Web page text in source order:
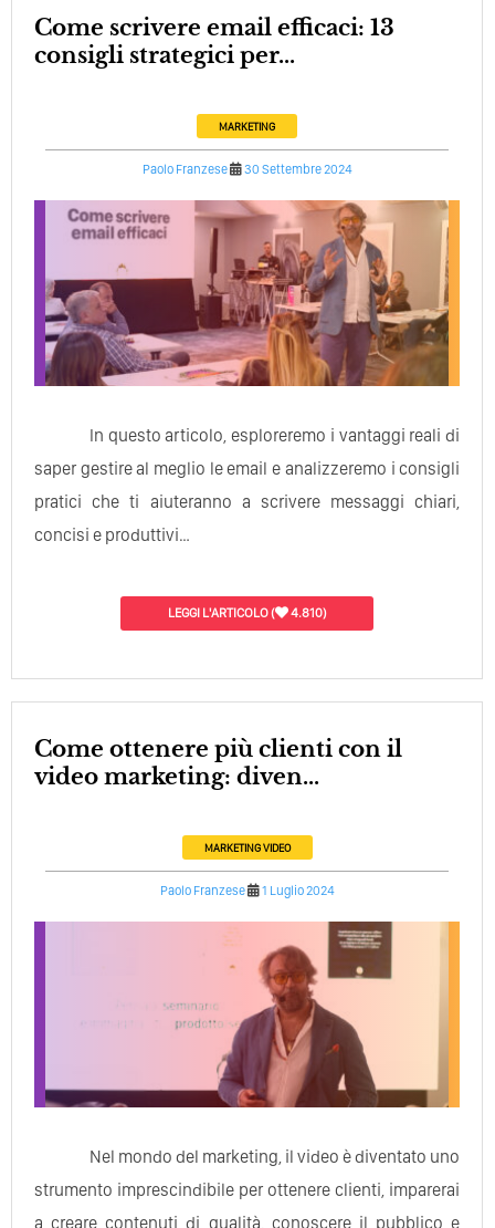
Come scrivere email efficaci: 13
consigli strategici per...
MARKETING
Paolo Franzese 30 Settembre 2024
In questo articolo, esploreremo i vantaggi reali di
saper gestire al meglio le email e analizzeremo i consigli
pratici che ti aiuteranno a scrivere messaggi chiari,
concisi e produttivi…
LEGGI L'ARTICOLO( 4.810)
Come ottenere più clienti con il
video marketing: diven...
MARKETING VIDEO
Paolo Franzese 1 Luglio 2024
Nel mondo del marketing, il video è diventato uno
strumento imprescindibile per ottenere clienti, imparerai
a creare contenuti di qualità, conoscere il pubblico e